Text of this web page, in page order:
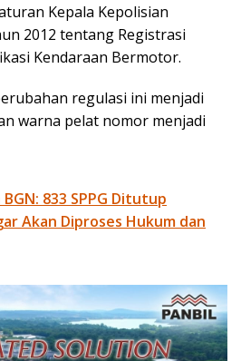
Kepala Kepolisian
2012 tentang Registrasi
Kendaraan Bermotor.
regulasi ini menjadi
warna pelat nomor menjadi
BGN: 833 SPPG Ditutup
Akan Diproses Hukum dan